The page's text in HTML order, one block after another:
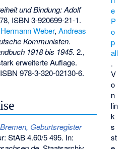
e
P
o
p
all
.
V
o
n
lin
k
s
st
und Bindung: Adolf
ISBN 3-920699-21-1.
Hermann Weber, Andreas
Kommunisten.
1918 bis 1945. 2.,
erweiterte Auflage.
ISBN 978-3-320-02130-6.
Geburtsregister
StAB 4.60/5 495. In: